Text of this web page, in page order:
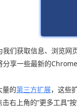
们获取信息、浏览
享一些最新的
量的第三方扩展，这些
右上角的“更多工具”